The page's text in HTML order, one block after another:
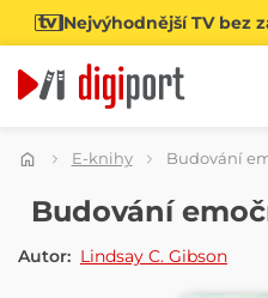
Nejvýhodnější TV bez
Kategorie
E-knihy Budování
E-KNIHA
Budování
Autor: Lindsay C. Gibson